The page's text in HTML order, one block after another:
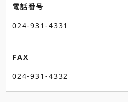
電話番号
024-931-4331
FAX
024-931-4332